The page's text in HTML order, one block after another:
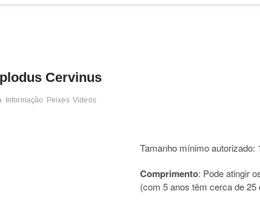
Cervinus
Informação Peixes Videos
Tamanho mínimo autorizado:
Comprimento: Pode atingir
(com 5 anos têm cerca de 25